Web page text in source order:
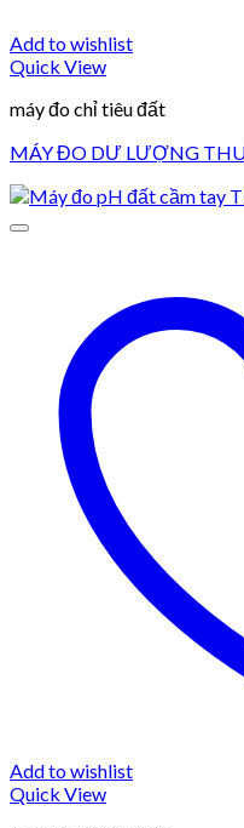
Add to wishlist
Quick View
máy đo chỉ tiêu đất
MÁY ĐO DƯ LƯỢNG
Add to wishlist
Quick View